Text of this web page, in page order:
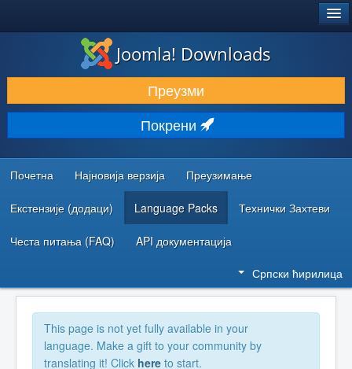
ПРЕУЗИМАЊЕ И ПРОШИРЕЊА (ЕКСТЕНЗИЈЕ)
ОТКРИЈТЕ И НАУЧИТЕ
ЗАЈЕДНИЦА И ПОДРШКА
РЕСУРСИ ЗА РАЗВОЈ
Joomla! Downloads
Преузми
Покрени
Почетна Најновија верзија Преузимање
Екстензије (додаци) Language Packs Технички Захтеви
Честа питања (FAQ) API документација
Српски ћирилица
This page is not yet fully available in your
language. Make a gift to your community by
translating it! Click here to start.